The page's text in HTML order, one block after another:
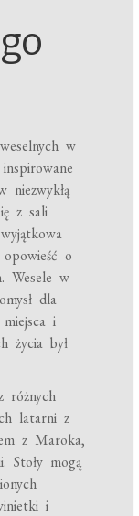
w
niezwykłą
z sali
o
Wesele w
dla
i
życia był
różnych
latarni z
z Maroka,
Stoły mogą
i